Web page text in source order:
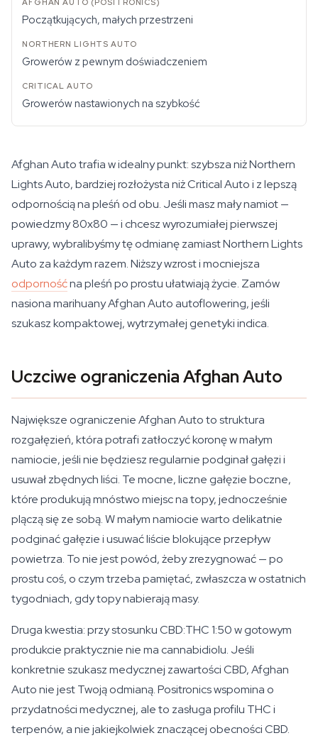
Początkujących, małych przestrzeni
Growerów z pewnym doświadczeniem
Growerów nastawionych na szybkość
Afghan Auto trafia w idealny punkt: szybsza niż Northern
Lights Auto, bardziej rozłożysta niż Critical Auto i z lepszą
odpornością na pleśń od obu. Jeśli masz mały namiot —
powiedzmy 80x80 — i chcesz wyrozumiałej pierwszej
uprawy, wybralibyśmy tę odmianę zamiast Northern Lights
Auto za każdym razem. Niższy wzrost i mocniejsza
odpornośćna pleśń po prostu ułatwiają życie. Zamów
nasiona marihuany Afghan Auto autoflowering, jeśli
szukasz kompaktowej, wytrzymałej genetyki indica.
Uczciwe ograniczenia Afghan Auto
Największe ograniczenie Afghan Auto to struktura
rozgałęzień, która potrafi zatłoczyć koronę w małym
namiocie, jeśli nie będziesz regularnie podginał gałęzi i
usuwał zbędnych liści. Te mocne, liczne gałęzie boczne,
które produkują mnóstwo miejsc na topy, jednocześnie
plączą się ze sobą. W małym namiocie warto delikatnie
podginać gałęzie i usuwać liście blokujące przepływ
powietrza. To nie jest powód, żeby zrezygnować — po
prostu coś, o czym trzeba pamiętać, zwłaszcza w ostatnich
tygodniach, gdy topy nabierają masy.
Druga kwestia: przy stosunku CBD:THC 1:50 w gotowym
produkcie praktycznie nie ma cannabidiolu. Jeśli
konkretnie szukasz medycznej zawartości CBD, Afghan
Auto nie jest Twoją odmianą. Positronics wspomina o
przydatności medycznej, ale to zasługa profilu THC i
terpenów, a nie jakiejkolwiek znaczącej obecności CBD.